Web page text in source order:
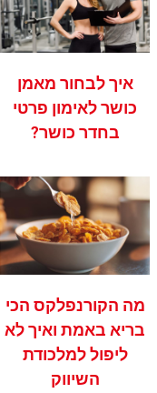
איך לבחור מאמן
כושר לאימון פרטי
בחדר כושר?
מה הקורנפלקס הכי
בריא באמת ואיך לא
ליפול למלכודת
השיווק